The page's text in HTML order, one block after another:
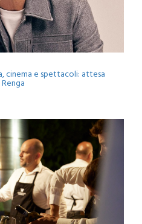
cinema e spettacoli: attesa